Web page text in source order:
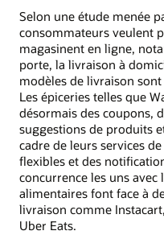
Selon une étude menée
consommateurs veulent
magasinent en ligne,
porte, la livraison à
modèles de livraison
Les épiceries telles que
désormais des coupons,
suggestions de produits
cadre de leurs services
flexibles et des
concurrence les uns
alimentaires font face à
livraison comme
Uber Eats.